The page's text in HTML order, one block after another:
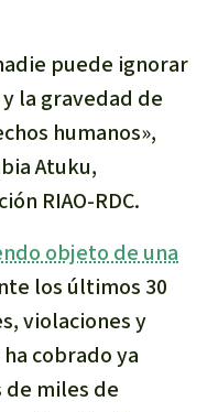
puede ignorar
la gravedad de
humanos»,
Atuku,
RIAO-RDC.
objeto de una
los últimos 30
violaciones y
cobrado ya
de miles de